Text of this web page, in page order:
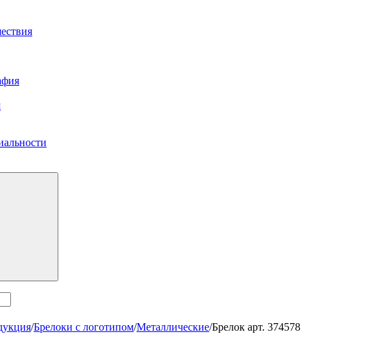
/Брелоки с логотипом/Металлические/Брелок арт. 374578